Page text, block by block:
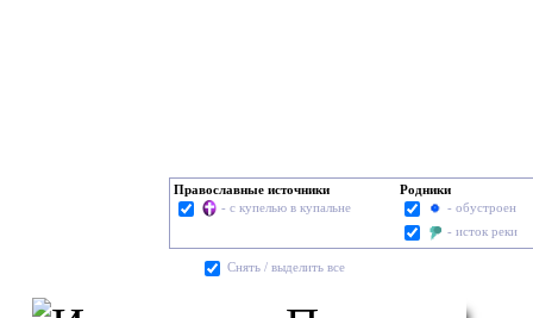
Православные источники
- с купелью в купальне
Родники
- обустроен
- исток реки
Cнять / выделить все